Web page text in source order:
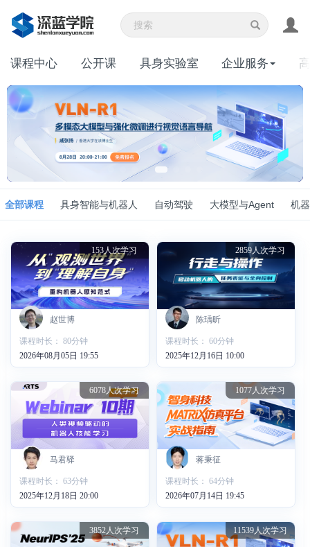
课程中心 公开课 具身实验室 企业服务
全部课程 具身智能与机器人 自动驾驶 大模型与Agent 机
赵世博
课程时长： 80分钟
2026年08月05日 19:55
153人次学习
陈瑀昕
课程时长： 60分钟
2025年12月16日 10:00
2859人次学习
马君驿
课程时长： 63分钟
2025年12月18日 20:00
6078人次学习
蒋秉征
课程时长： 64分钟
2026年07月14日 19:45
1077人次学习
3852人次学习 11539人次学习